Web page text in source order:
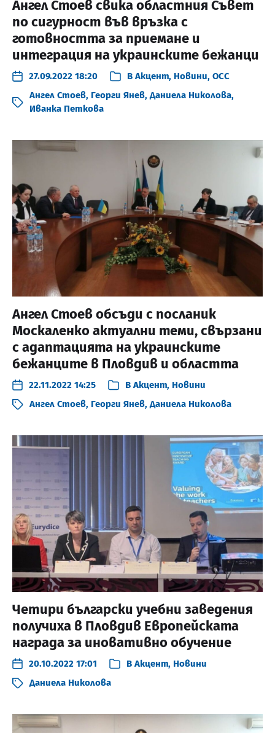
Ангел Стоев свика областния Съвет
по сигурност във връзка с
готовността за приемане и
интеграция на украинските бежанци
27.09.2022 18:20 В Акцент, Новини, ОСС
Ангел Стоев, Георги Янев,Даниела Николова,
Иванка Петкова
Ангел Стоев обсъди с посланик
Москаленко актуални теми, свързани
с адаптацията на украинските
бежанците в Пловдив и областта
22.11.2022 14:25 В Акцент, Новини
Ангел Стоев, Георги Янев,Даниела Николова
Четири български учебни заведения
получиха в Пловдив Европейската
награда за иновативно обучение
20.10.2022 17:01 В Акцент, Новини
Даниела Николова